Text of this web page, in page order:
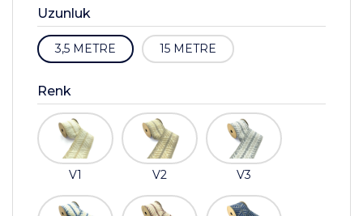
Uzunluk
3,5 METRE 15 METRE
Renk
V1 V2 V3